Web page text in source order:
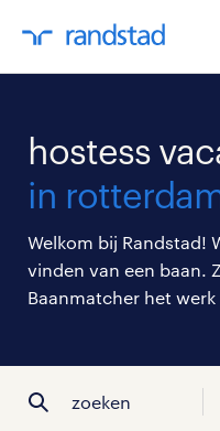
hostess
in
Welkom bij Randstad!
vinden van een baan.
Baanmatcher het
zoeken